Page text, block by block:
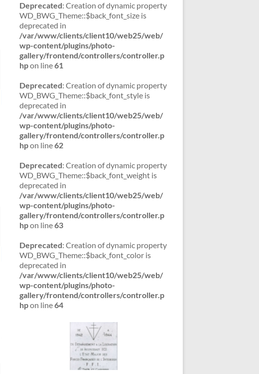
Deprecated: Creation of dynamic property
WD_BWG_Theme::$back_font_size is
deprecated in
/var/www/clients/client10/web25/web/
wp-content/plugins/photo-
gallery/frontend/controllers/controller.p
hpon line61
Deprecated: Creation of dynamic property
WD_BWG_Theme::$back_font_style is
deprecated in
/var/www/clients/client10/web25/web/
wp-content/plugins/photo-
gallery/frontend/controllers/controller.p
hpon line62
Deprecated: Creation of dynamic property
WD_BWG_Theme::$back_font_weight is
deprecated in
/var/www/clients/client10/web25/web/
wp-content/plugins/photo-
gallery/frontend/controllers/controller.p
hpon line63
Deprecated: Creation of dynamic property
WD_BWG_Theme::$back_font_color is
deprecated in
/var/www/clients/client10/web25/web/
wp-content/plugins/photo-
gallery/frontend/controllers/controller.p
hpon line64